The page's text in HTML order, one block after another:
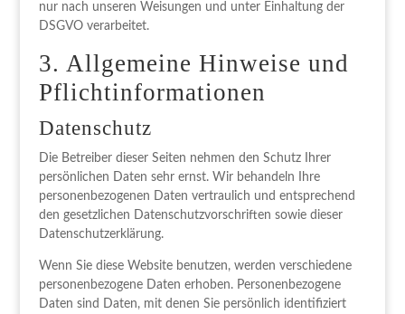
nur nach unseren Weisungen und unter Einhaltung der
DSGVO verarbeitet.
3. Allgemeine Hinweise und
Pflicht­informationen
Datenschutz
Die Betreiber dieser Seiten nehmen den Schutz Ihrer
persönlichen Daten sehr ernst. Wir behandeln Ihre
personenbezogenen Daten vertraulich und entsprechend
den gesetzlichen Datenschutzvorschriften sowie dieser
Datenschutzerklärung.
Wenn Sie diese Website benutzen, werden verschiedene
personenbezogene Daten erhoben. Personenbezogene
Daten sind Daten, mit denen Sie persönlich identifiziert